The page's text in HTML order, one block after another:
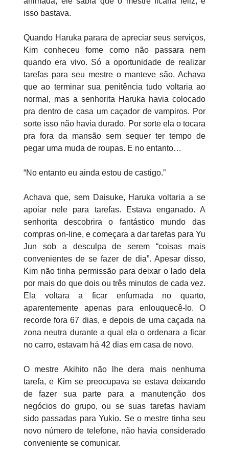
isso bastava.
Quando Haruka parara de apreciar seus serviços,
Kim conheceu fome como não passara nem
quando era vivo. Só a oportunidade de realizar
tarefas para seu mestre o manteve são. Achava
que ao terminar sua penitência tudo voltaria ao
normal, mas a senhorita Haruka havia colocado
pra dentro de casa um caçador de vampiros. Por
sorte isso não havia durado. Por sorte ela o tocara
pra fora da mansão sem sequer ter tempo de
pegar uma muda de roupas. E no entanto…
“No entanto eu ainda estou de castigo.”
Achava que, sem Daisuke, Haruka voltaria a se
apoiar nele para tarefas. Estava enganado. A
senhorita descobrira o fantástico mundo das
compras on-line, e começara a dar tarefas para Yu
Jun sob a desculpa de serem “coisas mais
convenientes de se fazer de dia”. Apesar disso,
Kim não tinha permissão para deixar o lado dela
por mais do que dois ou três minutos de cada vez.
Ela voltara a ficar enfurnada no quarto,
aparentemente apenas para enlouquecê-lo. O
recorde fora 67 dias, e depois de uma caçada na
zona neutra durante a qual ela o ordenara a ficar
no carro, estavam há 42 dias em casa de novo.
O mestre Akihito não lhe dera mais nenhuma
tarefa, e Kim se preocupava se estava deixando
de fazer sua parte para a manutenção dos
negócios do grupo, ou se suas tarefas haviam
sido passadas para Yukio. Se o mestre tinha seu
novo número de telefone, não havia considerado
conveniente se comunicar.